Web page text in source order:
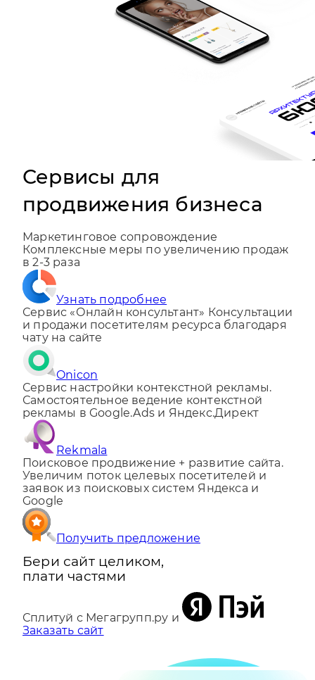
Сервисы для
продвижения бизнеса
Маркетинговое сопровождение
Комплексные меры по увеличению продаж
в 2-3 раза
Узнать подробнее
Сервис «Онлайн консультант»Консультации
и продажи посетителям ресурса благодаря
чату на сайте
Onicon
Сервис настройки контекстной рекламы.
Самостоятельное ведение контекстной
рекламы в Google.Ads и Яндекс.Директ
Rekmala
Поисковое продвижение + развитие сайта.
Увеличим поток целевых посетителей и
заявок из поисковых систем Яндекса и
Google
Бери сайт целиком,
Сплитуй с Мегагрупп.ру и